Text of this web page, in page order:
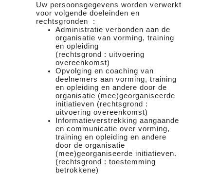
Uw persoonsgegevens worden verwerkt
voor volgende doeleinden en
rechtsgronden :
Administratie verbonden aan de
organisatie van vorming, training
en opleiding
(rechtsgrond : uitvoering
overeenkomst)
Opvolging en coaching van
deelnemers aan vorming, training
en opleiding en andere door de
organisatie (mee)georganiseerde
initiatieven (rechtsgrond :
uitvoering overeenkomst)
Informatieverstrekking aangaande
en communicatie over vorming,
training en opleiding en andere
door de organisatie
(mee)georganiseerde initiatieven.
(rechtsgrond : toestemming
betrokkene)